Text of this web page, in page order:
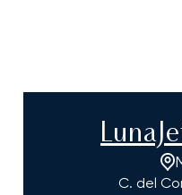
C. del